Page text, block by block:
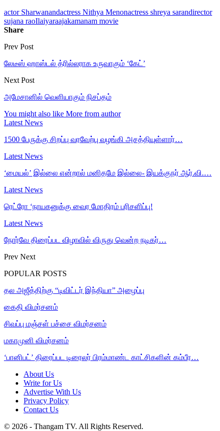
actor Sharwanandactress Nithya Menonactress shreya sarandirector
sujana raoIlaiyaraajakamanam movie
Share
Prev Post
லேடீஸ் ஹாஸ்டல் த்ரில்லராக உருவாகும் ‘கேட்’
Next Post
அமேசானில் வெளியாகும் நிசப்தம்
You might also like More from author
Latest News
1500 பேருக்கு சிறப்பு வரவேற்பு வழங்கி அசத்தியுள்ளார்…
Latest News
‘மையல்’ இல்லை என்றால் மனிதமே இல்லை- இயக்குநர் ஆர்.வி.…
Latest News
ரெட்ரோ ‘நாயகனுக்கு வைர மோதிரம் பரிசளிப்பு!
Latest News
நோர்வே திரைப்பட விழாவில் விருது வென்ற நடிகர்…
Prev Next
POPULAR POSTS
தல அஜீத்திற்கு “டிவிட்டர் இந்தியா” அழைப்பு
கைதி விமர்சனம்
சிவப்பு மஞ்சள் பச்சை விமர்சனம்
மகாமுனி விமர்சனம்
‘பானிபட்’ திரைப்பட டிரைலர் பிரம்மாண்ட காட்சிகளின் கம்பீர…
About Us
Write for Us
Advertise With Us
Privacy Policy
Contact Us
© 2026 - Thangam TV. All Rights Reserved.